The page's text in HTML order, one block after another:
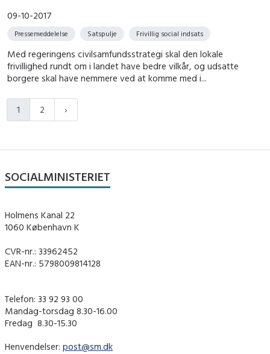
09-10-2017
Pressemeddelelse Satspulje Frivillig social indsats
Med regeringens civilsamfundsstrategi skal den lokale
frivillighed rundt om i landet have bedre vilkår, og udsatte
borgere skal have nemmere ved at komme med i...
1 2
SOCIALMINISTERIET
Holmens Kanal 22
1060 København K
CVR-nr.: 33962452
EAN-nr.: 5798009814128
Telefon: 33 92 93 00
Mandag-torsdag 8.30-16.00
Fredag ​ 8.30-15.30
Henvendelser: post@sm.dk